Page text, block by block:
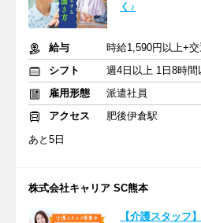
く♪
給与
時給1,590円以上+
シフト
雇用形態
派遣社員
アクセス
肥後伊倉駅
あと5日
株式会社キャリア SC熊本
【介護スタッフ